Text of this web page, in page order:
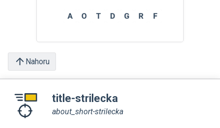
Nahoru
title-strilecka
about_short-strilecka